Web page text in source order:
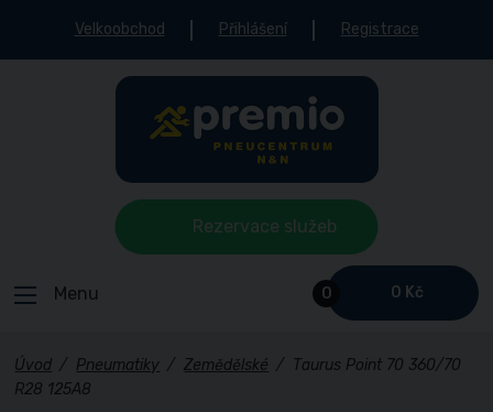
Velkoobchod Přihlášení Registrace
0 0 Kč
Menu
Rezervace služeb
Úvod / Pneumatiky / Zemědělské / Taurus Point 70 360/70
R28 125A8